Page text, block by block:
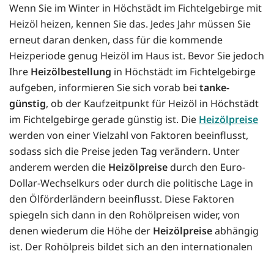
Wenn Sie im Winter in Höchstädt im Fichtelgebirge mit
Heizöl heizen, kennen Sie das. Jedes Jahr müssen Sie
erneut daran denken, dass für die kommende
Heizperiode genug Heizöl im Haus ist. Bevor Sie jedoch
Ihre Heizölbestellung in Höchstädt im Fichtelgebirge
aufgeben, informieren Sie sich vorab bei tanke-
günstig, ob der Kaufzeitpunkt für Heizöl in Höchstädt
im Fichtelgebirge gerade günstig ist. Die Heizölpreise
werden von einer Vielzahl von Faktoren beeinflusst,
sodass sich die Preise jeden Tag verändern. Unter
anderem werden die Heizölpreise durch den Euro-
Dollar-Wechselkurs oder durch die politische Lage in
den Ölförderländern beeinflusst. Diese Faktoren
spiegeln sich dann in den Rohölpreisen wider, von
denen wiederum die Höhe der Heizölpreiseabhängig
ist. Der Rohölpreis bildet sich an den internationalen